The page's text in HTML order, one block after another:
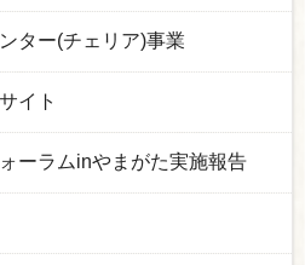
ター(チェリア)事業
イト
ーラムinやまがた実施報告